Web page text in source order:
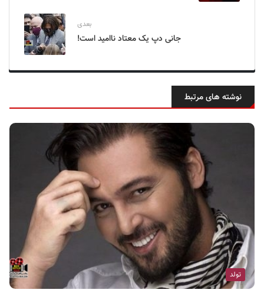
بعدی
جانی دپ یک معتاد ناامید است!
نوشته های مرتبط
تولد